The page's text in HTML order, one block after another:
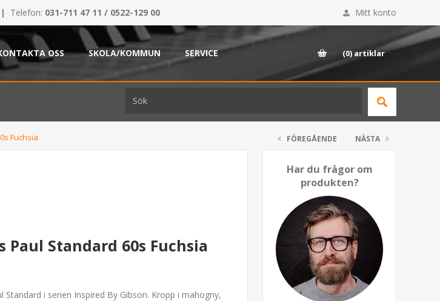
| Telefon: 031-711 47 11 / 0522-129 00 Mitt konto
OSS SKOLA/KOMMUN SERVICE (0) artiklar
Fuchsia FÖREGÅENDE NÄSTA
Har du frågor om
produkten?
Paul Standard 60s Fuchsia
Standard i serien Inspired By Gibson. Kropp i mahogny,